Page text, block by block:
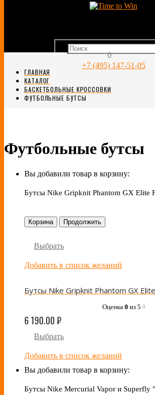
0
+7 (495) 147-51-05
ГЛАВНАЯ
КАТАЛОГ
БАСКЕТБОЛЬНЫЕ КРОССОВКИ
ФУТБОЛЬНЫЕ БУТСЫ
Футбольные бутсы
Вы добавили товар в корзину:
Бутсы Nike Gripknit Phantom GX Elite
Корзина Продолжить
Выбрать
Добавить в список желаний
Бутсы Nike Gripknit Phantom GX
Оценка 0 из 5 0
6 190.00₽
Выбрать
Добавить в список желаний
Вы добавили товар в корзину:
Бутсы Nike Mercurial Vapor и Superfly